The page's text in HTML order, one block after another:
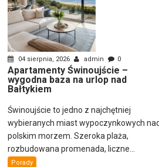
04 sierpnia, 2026 admin 0
Apartamenty Świnoujście –
wygodna baza na urlop nad
Bałtykiem
Świnoujście to jedno z najchętniej
wybieranych miast wypoczynkowych
polskim morzem. Szeroka plaża,
rozbudowana promenada, liczne...
Porady